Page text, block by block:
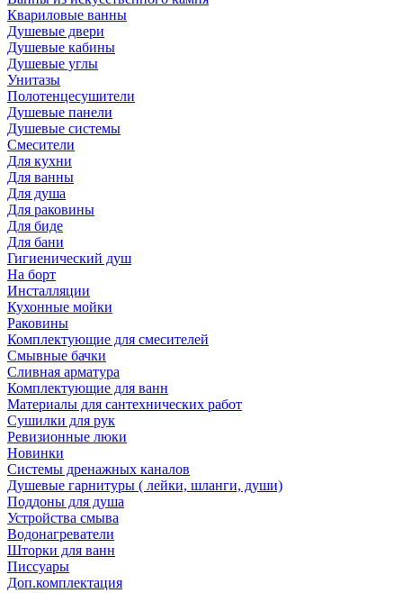
Квариловые ванны
Душевые двери
Душевые кабины
Душевые углы
Унитазы
Полотенцесушители
Душевые панели
Душевые системы
Смесители
Для кухни
Для ванны
Для душа
Для раковины
Для биде
Для бани
Гигиенический душ
На борт
Инсталляции
Кухонные мойки
Раковины
Комплектующие для смесителей
Смывные бачки
Сливная арматура
Комплектующие для ванн
Материалы для сантехнических работ
Сушилки для рук
Ревизионные люки
Новинки
Системы дренажных каналов
Душевые гарнитуры ( лейки, шланги, души)
Поддоны для душа
Устройства смыва
Водонагреватели
Шторки для ванн
Писсуары
Доп.комплектация